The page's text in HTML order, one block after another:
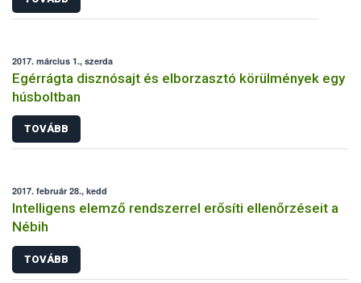
2017. március 1., szerda
Egérrágta disznósajt és elborzasztó körülmények egy
húsboltban
TOVÁBB
2017. február 28., kedd
Intelligens elemző rendszerrel erősíti ellenőrzéseit a
Nébih
TOVÁBB